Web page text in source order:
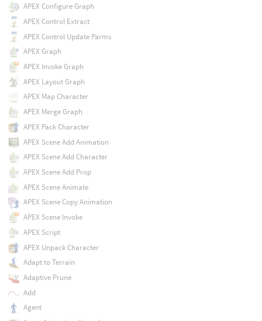
APEX Configure Graph
APEX Control Extract
APEX Control Update Parms
APEX Graph
APEX Invoke Graph
APEX Layout Graph
APEX Map Character
APEX Merge Graph
APEX Pack Character
APEX Scene Add Animation
APEX Scene Add Character
APEX Scene Add Prop
APEX Scene Animate
APEX Scene Copy Animation
APEX Scene Invoke
APEX Script
APEX Unpack Character
Adapt to Terrain
Adaptive Prune
Add
Agent